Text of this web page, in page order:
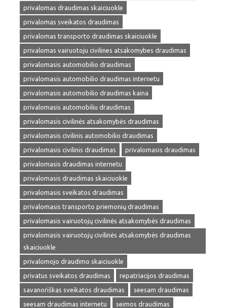
privalomas draudimas skaiciuokle
privalomas sveikatos draudimas
privalomas transporto draudimas skaiciuokle
privalomas vairuotoju civilines atsakomybes draudimas
privalomasis automobilio draudimas
privalomasis automobilio draudimas internetu
privalomasis automobilio draudimas kaina
privalomasis automobiliu draudimas
privalomasis civilinės atsakomybės draudimas
privalomasis civilinis automobilio draudimas
privalomasis civilinis draudimas
privalomasis draudimas
privalomasis draudimas internetu
privalomasis draudimas skaiciuokle
privalomasis sveikatos draudimas
privalomasis transporto priemonių draudimas
privalomasis vairuotojų civilinės atsakomybės draudimas
privalomasis vairuotojų civilinės atsakomybės draudimas
skaiciuokle
privalomojo draudimo skaiciuokle
privatus sveikatos draudimas
repatriacijos draudimas
savanoriškas sveikatos draudimas
seesam draudimas
seesam draudimas internetu
seimos draudimas